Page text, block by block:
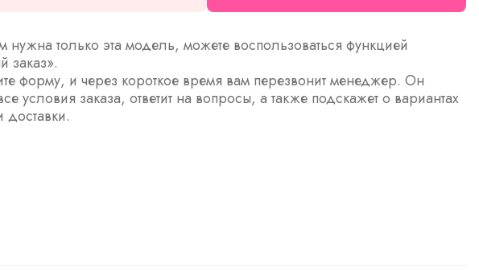
нужна только эта модель, можете воспользоваться функцией
заказ».
форму, и через короткое время вам перезвонит менеджер. Он
условия заказа, ответит на вопросы, а также подскажет о вариантах
доставки.